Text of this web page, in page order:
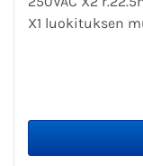
X1 luokituksen